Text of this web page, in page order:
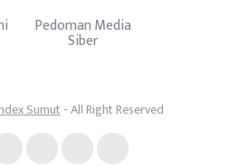
Pedoman Media
Siber
Sumut- All Right Reserved